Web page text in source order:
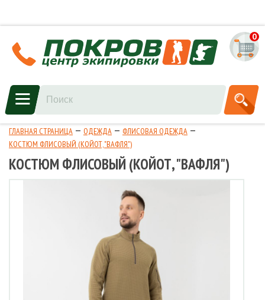
0
ГЛАВНАЯ СТРАНИЦА ОДЕЖДА
ФЛИСОВАЯ ОДЕЖДА
КОСТЮМ ФЛИСОВЫЙ (КОЙОТ, "ВАФЛЯ")
КОСТЮМ ФЛИСОВЫЙ (КОЙОТ, "ВАФЛЯ")